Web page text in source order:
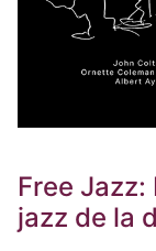
Free
jazz de la